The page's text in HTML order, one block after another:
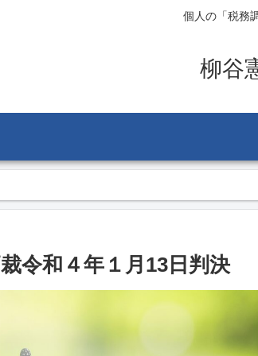
個人の「税務
柳谷
令和４年１月13日判決